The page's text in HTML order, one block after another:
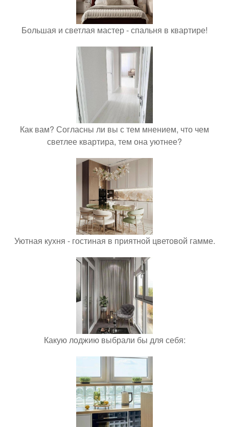
Большая и светлая мастер - спальня в квартире!
Как вам? Согласны ли вы с тем мнением, что чем
светлее квартира, тем она уютнее?
Уютная кухня - гостиная в приятной цветовой гамме.
Какую лоджию выбрали бы для себя: